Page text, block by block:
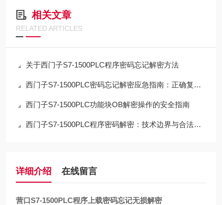
相关文章
RELATED ARTICLES
关于西门子S7-1500PLC程序密码忘记解密方法
西门子S7-1500PLC密码忘记解密应急指南：正确复位流程与数据取舍
西门子S7-1500PLC功能块OB解密操作的安全指南
西门子S7-1500PLC程序密码解密：技术边界与合法路径的深度解析
详细介绍 在线留言
营口S7-1500PLC程序上载密码忘记无损解密